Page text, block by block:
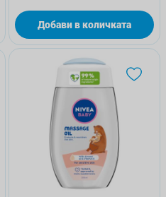
Добави в количката